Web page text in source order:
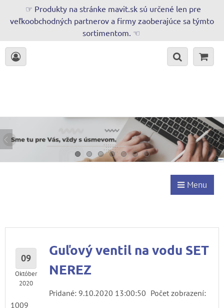
☞ Produkty na stránke mavit.sk sú určené len pre
veľkoobchodných partnerov a firmy zaoberajúce sa týmto
sortimentom. ☜
Menu
09
Október
2020
Guľový ventil na vodu SET
NEREZ
Pridané: 9.10.2020 13:00:50 Počet zobrazení:
1009